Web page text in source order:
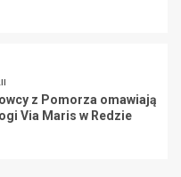
z Pomorza omawiają
Via Maris w Redzie